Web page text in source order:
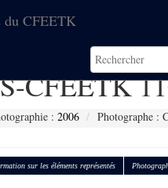
du CFEETK
CFEETK
: 2006 Photographe :
sur les éléments représentés